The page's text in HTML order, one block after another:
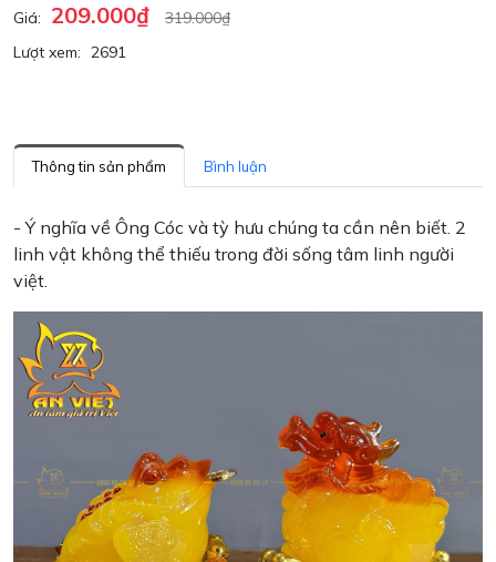
Giá:
209.000₫
319.000₫
Lượt xem: 2691
Thông tin sản phẩm Bình luận
- Ý nghĩa về Ông Cóc và tỳ hưu chúng ta cần nên biết. 2
linh vật không thể thiếu trong đời sống tâm linh người
việt.